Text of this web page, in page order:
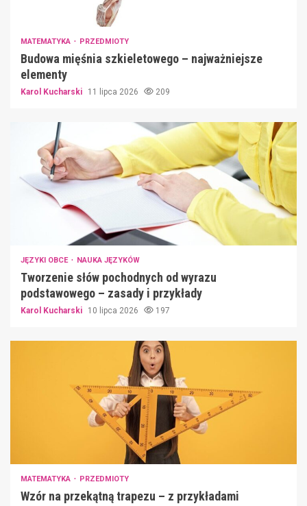
MATEMATYKA PRZEDMIOTY
Budowa mięśnia szkieletowego – najważniejsze
elementy
Karol Kucharski 11 lipca 2026 209
JĘZYKI OBCE NAUKA JĘZYKÓW
Tworzenie słów pochodnych od wyrazu
podstawowego – zasady i przykłady
Karol Kucharski 10 lipca 2026 197
MATEMATYKA PRZEDMIOTY
Wzór na przekątną trapezu – z przykładami